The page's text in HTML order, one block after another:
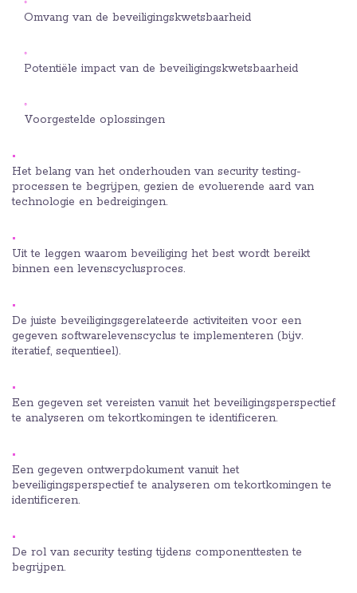
Omvang van de beveiligingskwetsbaarheid
Potentiële impact van de beveiligingskwetsbaarheid
Voorgestelde oplossingen
Het belang van het onderhouden van security testing-
processen te begrijpen, gezien de evoluerende aard van
technologie en bedreigingen.
Uit te leggen waarom beveiliging het best wordt bereikt
binnen een levenscyclusproces.
De juiste beveiligingsgerelateerde activiteiten voor een
gegeven softwarelevenscyclus te implementeren (bijv.
iteratief, sequentieel).
Een gegeven set vereisten vanuit het beveiligingsperspectief
te analyseren om tekortkomingen te identificeren.
Een gegeven ontwerpdokument vanuit het
beveiligingsperspectief te analyseren om tekortkomingen te
identificeren.
De rol van security testing tijdens componenttesten te
begrijpen.